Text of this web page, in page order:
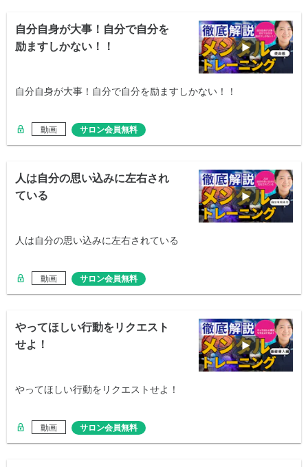
自分自身が大事！自分で自分を
励ますしかない！！
自分自身が大事！自分で自分を励ますしかない！！
動画 サロン会員無料
人は自分の思い込みに左右され
ている
人は自分の思い込みに左右されている
動画 サロン会員無料
やってほしい行動をリクエスト
せよ！
やってほしい行動をリクエストせよ！
動画 サロン会員無料